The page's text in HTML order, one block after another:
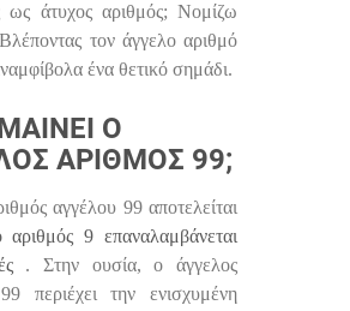
ως άτυχος αριθμός; Νομίζω
τον άγγελο αριθμό
ένα θετικό σημάδι.
Ο
ΑΡΙΘΜΌΣ 99;
αγγέλου 99 αποτελείται
αριθμός 9 επαναλαμβάνεται
. Στην ουσία, ο άγγελος
περιέχει την ενισχυμένη